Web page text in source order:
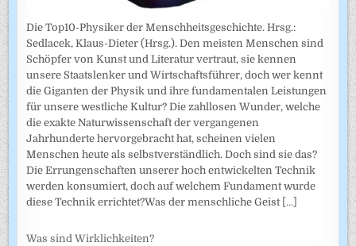
Die Top10-Physiker der Menschheitsgeschichte. Hrsg.:
Sedlacek, Klaus-Dieter (Hrsg.). Den meisten Menschen sind
Schöpfer von Kunst und Literatur vertraut, sie kennen
unsere Staatslenker und Wirtschaftsführer, doch wer kennt
die Giganten der Physik und ihre fundamentalen Leistungen
für unsere westliche Kultur? Die zahllosen Wunder, welche
die exakte Naturwissenschaft der vergangenen
Jahrhunderte hervorgebracht hat, scheinen vielen
Menschen heute als selbstverständlich. Doch sind sie das?
Die Errungenschaften unserer hoch entwickelten Technik
werden konsumiert, doch auf welchem Fundament wurde
diese Technik errichtet?Was der menschliche Geist [...]
Was sind Wirklichkeiten?